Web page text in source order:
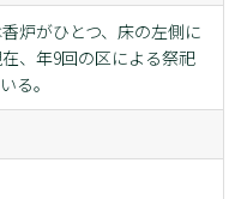
炉がひとつ、床の左側に
、年9回の区による祭祀
る。